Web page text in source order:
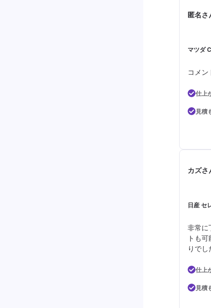
匿名さ
マツダ
コメ
仕上
見積
カズさ
日産 セ
非常に
トも
りで
仕上
見積